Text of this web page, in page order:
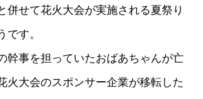
併せて花火大会が実施される夏祭り
です。
幹事を担っていたおばあちゃんが亡
火大会のスポンサー企業が移転した